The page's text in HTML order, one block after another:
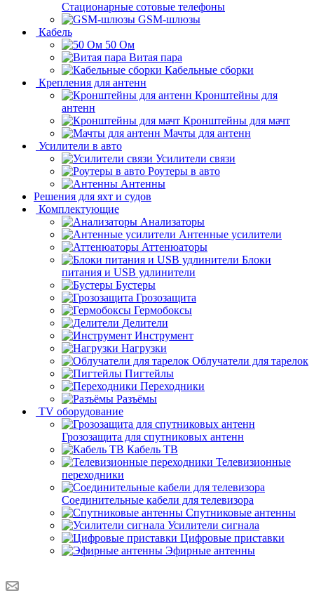
Стационарные сотовые телефоны
GSM-шлюзы
Кабель
50 Ом
Витая пара
Кабельные сборки
Крепления для антенн
Кронштейны для
антенн
Кронштейны для мачт
Мачты для антенн
Усилители в авто
Усилители связи
Роутеры в авто
Антенны
Решения для яхт и судов
Комплектующие
Анализаторы
Антенные усилители
Аттенюаторы
Блоки
питания и USB удлинители
Бустеры
Грозозащита
Гермобоксы
Делители
Инструмент
Нагрузки
Облучатели для тарелок
Пигтейлы
Переходники
Разъёмы
TV оборудование
Грозозащита для спутниковых антенн
Кабель ТВ
Телевизионные
переходники
Соединительные кабели для телевизора
Спутниковые антенны
Усилители сигнала
Цифровые приставки
Эфирные антенны